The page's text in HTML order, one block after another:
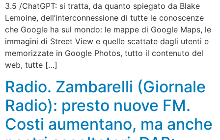
3.5 /ChatGPT: si tratta, da quanto spiegato da Blake
Lemoine, dell’interconnessione di tutte le conoscenze
che Google ha sul mondo: le mappe di Google Maps, le
immagini di Street View e quelle scattate dagli utenti e
memorizzate in Google Photos, tutto il contenuto del
web, tutte […]
Radio. Zambarelli (Giornale
Radio): presto nuove FM.
Costi aumentano, ma anche